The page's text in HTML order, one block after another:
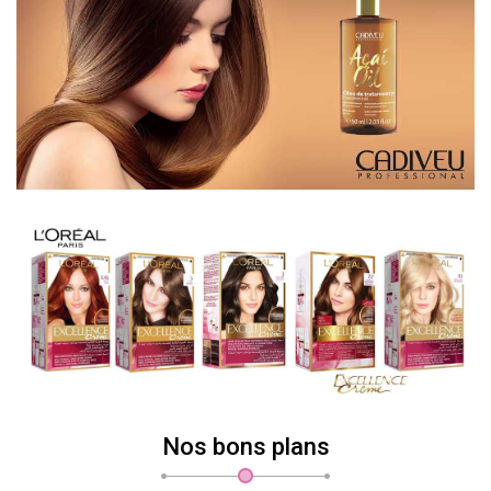
Nos bons plans